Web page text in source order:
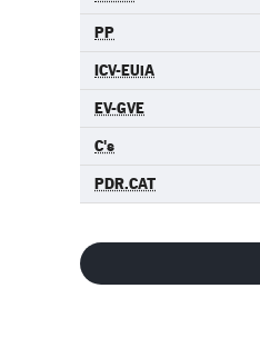
PP
ICV-EUiA
EV-GVE
C's
PDR.CAT